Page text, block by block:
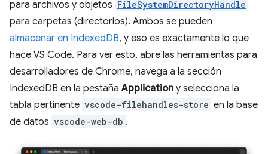
para archivos y objetos FileSystemDirectoryHandle
para carpetas (directorios). Ambos se pueden
almacenar en IndexedDB, y eso es exactamente lo que
hace VS Code. Para ver esto, abre las herramientas para
desarrolladores de Chrome, navega a la sección
IndexedDB en la pestañaApplication y selecciona la
tabla pertinente vscode-filehandles-store en la base
de datos vscode-web-db .